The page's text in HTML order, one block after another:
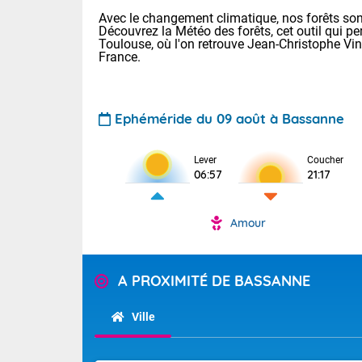
Avec le changement climatique, nos forêts
Découvrez la Météo des forêts, cet outil qui
Toulouse, où l'on retrouve Jean-Christophe
France.
Ephéméride du 09 août à Bassanne
Lever
06:57
Coucher
21:17
Amour
A PROXIMITÉ DE BASSANNE
Ville
Voici les
: 20/27 Paris
Clermont-Fd
Limoges :
Lille : 24/34
Temps
Alpes-